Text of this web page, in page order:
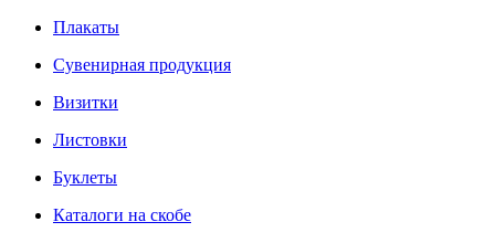
Плакаты
Сувенирная продукция
Визитки
Листовки
Буклеты
Каталоги на скобе